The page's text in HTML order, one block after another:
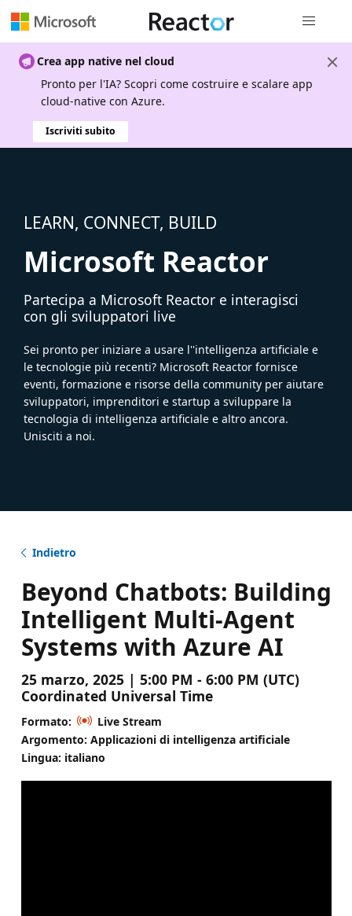
Crea app native nel cloud
Pronto per l'IA? Scopri come costruire e scalare app
cloud-native con Azure.
Iscriviti subito
LEARN, CONNECT, BUILD
Microsoft Reactor
Partecipa a Microsoft Reactor e interagisci
con gli sviluppatori live
Sei pronto per iniziare a usare l''intelligenza artificiale e
le tecnologie più recenti? Microsoft Reactor fornisce
eventi, formazione e risorse della community per aiutare
sviluppatori, imprenditori e startup a sviluppare la
tecnologia di intelligenza artificiale e altro ancora.
Unisciti a noi.
Indietro
Beyond Chatbots: Building
Intelligent Multi-Agent
Systems with Azure AI
25 marzo, 2025 | 5:00 PM - 6:00 PM (UTC)
Coordinated Universal Time
Formato:
Live Stream
Argomento: Applicazioni di intelligenza artificiale
Lingua: italiano